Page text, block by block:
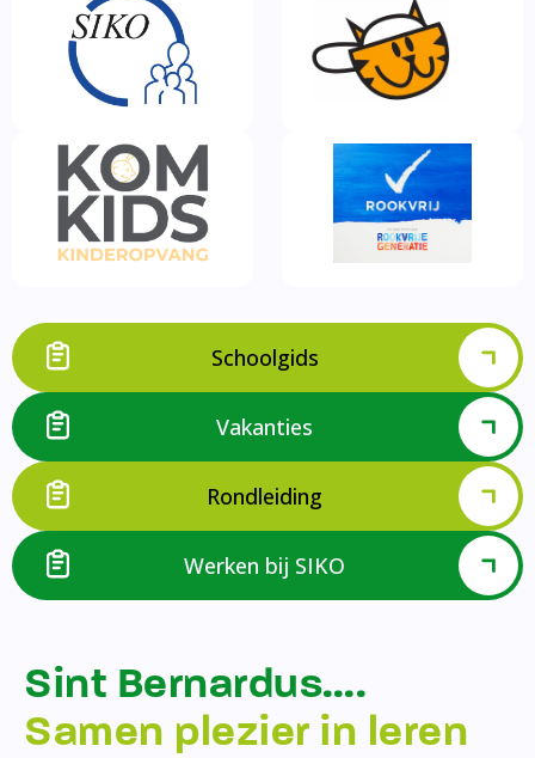
Schoolgids
Vakanties
Rondleiding
Werken bij SIKO
Sint Bernardus….
Samen plezier in leren